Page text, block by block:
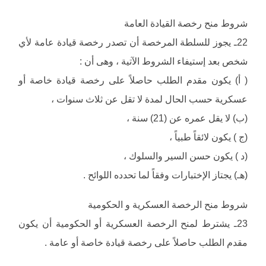
شروط منح رخصة القيادة العامة
22ـ يجوز للسلطة المرخصة أن تصدر رخصة قيادة عامة لأي
شخص بعد إستيفاء الشروط الآتية ، وهى أن :
( أ) يكون مقدم الطلب حاصلاً على رخصة قيادة خاصة أو
عسكرية حسب الحال لمدة لا تقل عن ثلاث سنوات ،
(ب) لا يقل عمره عن (21) سنة ،
(ج ) يكون لائقاً طبياً ،
(د ) يكون حسن السير والسلوك ،
(هـ) يجتاز الإختبارات وفقاً لما تحدده اللوائح .
شروط منح الرخصة العسكرية و الحكومية
23ـ يشترط لمنح الرخصة العسكرية أو الحكومية أن يكون
مقدم الطلب حاصلاً على رخصة قيادة خاصة أو عامة .